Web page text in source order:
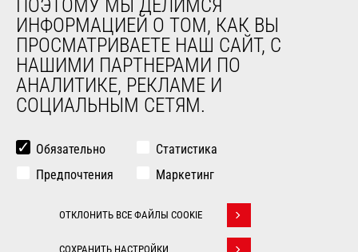
Мероприятия
Новости
История
General Terms and Conditions of Sale
ДРУГИЕ САЙТЫ ГРУППЫ
Used Manitou Machines
Gehl
ПОЭТОМУ МЫ ДЕЛИМСЯ
ИНФОРМАЦИЕЙ О ТОМ, КАК ВЫ
ПРОСМАТРИВАЕТЕ НАШ САЙТ, С
НАШИМИ ПАРТНЕРАМИ ПО
АНАЛИТИКЕ, РЕКЛАМЕ И
СОЦИАЛЬНЫМ СЕТЯМ.
Обязательно
Статистика
Предпочтения
Маркетинг
ОТКЛОНИТЬ ВСЕ ФАЙЛЫ COOKIE
СОХРАНИТЬ НАСТРОЙКИ